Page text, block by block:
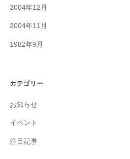
2004年12月
2004年11月
1982年9月
カテゴリー
お知らせ
イベント
注目記事